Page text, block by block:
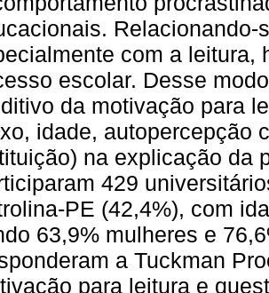
com a leitura,
escolar. Desse
da motivação para
idade, autopercepção
na explicação da
429
PE (42,4%), com
63,9% mulheres e
a Tuckman
para leitura e